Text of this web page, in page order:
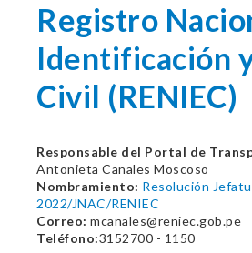
Registro
Identificación
Civil (RENIEC)
Responsable del Portal de
Antonieta Canales Moscoso
Nombramiento: Resolución
2022/JNAC/RENIEC
Correo: mcanales@reniec.gob.pe
Teléfono:3152700 - 1150